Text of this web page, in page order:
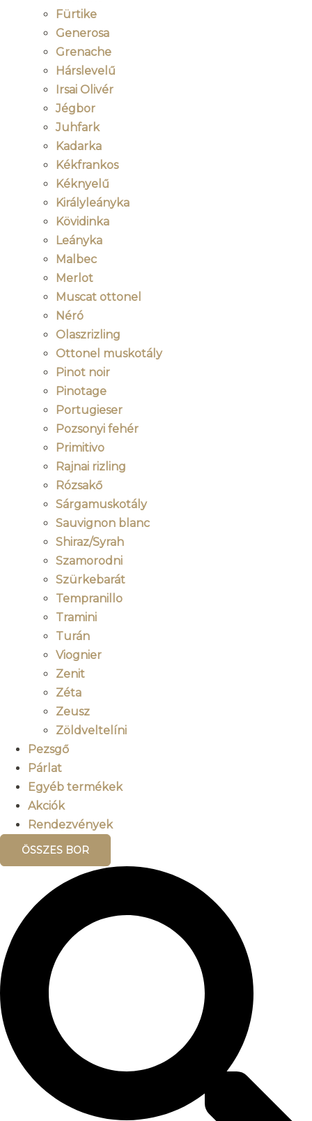
Fürtike
Generosa
Grenache
Hárslevelű
Irsai Olivér
Jégbor
Juhfark
Kadarka
Kékfrankos
Kéknyelű
Királyleányka
Kövidinka
Leányka
Malbec
Merlot
Muscat ottonel
Néró
Olaszrizling
Ottonel muskotály
Pinot noir
Pinotage
Portugieser
Pozsonyi fehér
Primitivo
Rajnai rizling
Rózsakő
Sárgamuskotály
Sauvignon blanc
Shiraz/Syrah
Szamorodni
Szürkebarát
Tempranillo
Tramini
Turán
Viognier
Zenit
Zéta
Zeusz
Zöldveltelíni
Pezsgő
Párlat
Egyéb termékek
Akciók
Rendezvények
ÖSSZES BOR